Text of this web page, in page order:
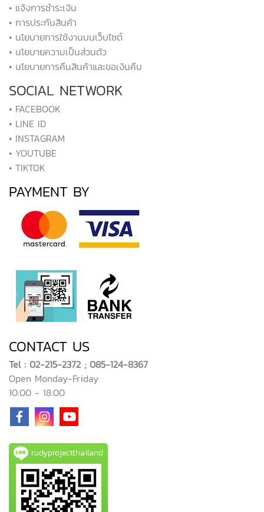
• แจ้งการชำระเงิน
• การประกันสินค้า
• นโยบายการใช้งานบนเว็บไซต์
• นโยบายความเป็นส่วนตัว
• นโยบายการคืนสินค้าและขอเงินคืน
SOCIAL NETWORK
• FACEBOOK
• LINE ID
• INSTAGRAM
• YOUTUBE
• TIKTOK
PAYMENT BY
CONTACT US
Tel : 02-215-2372 ; 085-124-8367
Open Monday-Friday
10:00 - 18:00
rudyprojectthailand